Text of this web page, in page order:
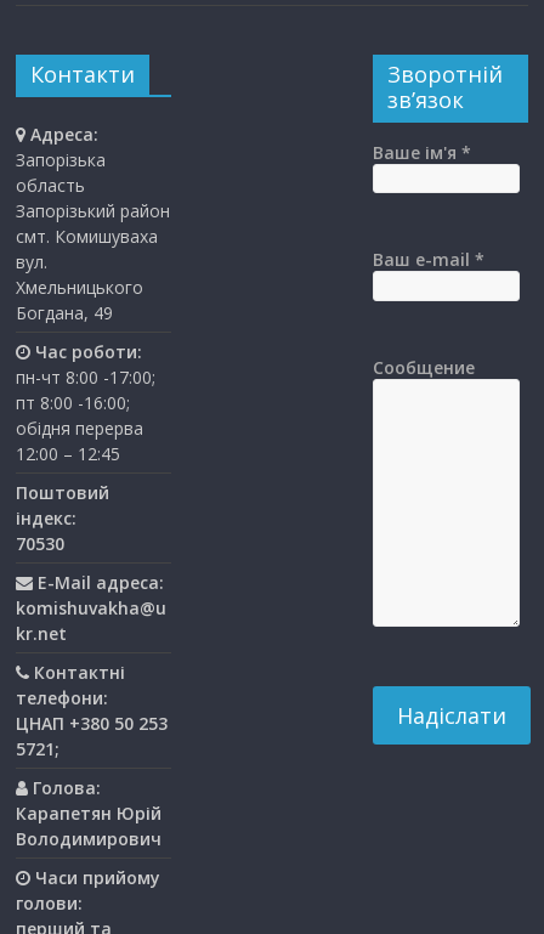
Контакти
Адреса:
Запорізька
область
Запорізький район
смт. Комишуваха
вул.
Хмельницького
Богдана, 49
Час роботи:
пн-чт 8:00 -17:00;
пт 8:00 -16:00;
обідня перерва
12:00 – 12:45
Поштовий
індекс:
70530
E-Mail адреса:
komishuvakha@u
kr.net
Контактні
телефони:
ЦНАП +380 50 253
5721;
Голова:
Карапетян Юрій
Володимирович
Часи прийому
голови:
перший та
Зворотній
зв’язок
Ваше ім'я *
Ваш e-mail *
Сообщение